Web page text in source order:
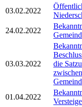
03.02.2022
24.02.2022
03.03.2022
die
01.04.2022